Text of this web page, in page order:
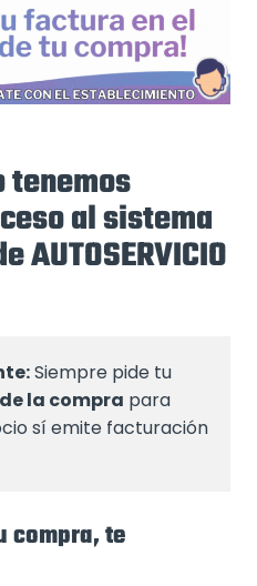
tenemos
al sistema
Siempre pide tu
la compra para
sí emite facturación
compra, te